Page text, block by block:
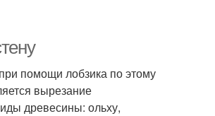
помощи лобзика по этому
вырезание
древесины: ольху,